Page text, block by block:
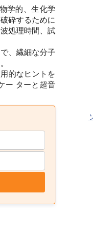
学的、生化学
砕するために
処理時間、試
、繊細な分子
的なヒントを
ー ターと超音